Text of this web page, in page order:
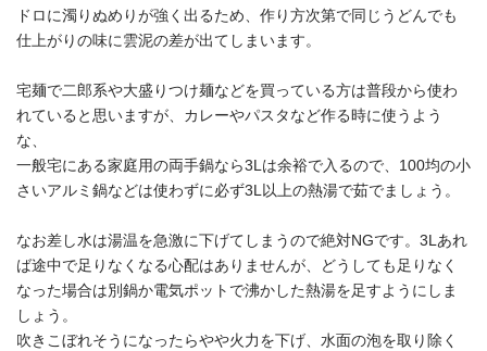
ドロに濁りぬめりが強く出るため、作り方次第で同じうどんでも
仕上がりの味に雲泥の差が出てしまいます。
宅麺で二郎系や大盛りつけ麺などを買っている方は普段から使わ
れていると思いますが、カレーやパスタなど作る時に使うよう
な、
一般宅にある家庭用の両手鍋なら3Lは余裕で入るので、100均の小
さいアルミ鍋などは使わずに必ず3L以上の熱湯で茹でましょう。
なお差し水は湯温を急激に下げてしまうので絶対NGです。3Lあれ
ば途中で足りなくなる心配はありませんが、どうしても足りなく
なった場合は別鍋か電気ポットで沸かした熱湯を足すようにしま
しょう。
吹きこぼれそうになったらやや火力を下げ、水面の泡を取り除く